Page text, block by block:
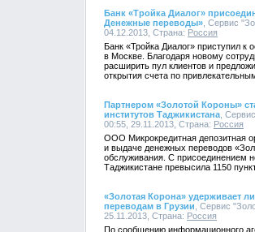
Банк «Тройка Диалог»
Денежные переводы» , Сервис
04.12.2013, Страна: Россия
Банк «Тройка Диалог» приступил к
в Москве. Благодаря новому
расширить пул клиентов и
открытия счета по
Партнером «Золотой Короны»
институтов Таджикистана ,
00:55, 29.11.2013, Страна: Россия
ООО Микрокредитная депозитная
и выдаче денежных переводов
обслуживания. С присоединением
Таджикистане превысила 1150
«Золотая Корона» удерживает
переводам в Грузии , Сервис
25.11.2013, Страна: Россия
По сообщению информационного